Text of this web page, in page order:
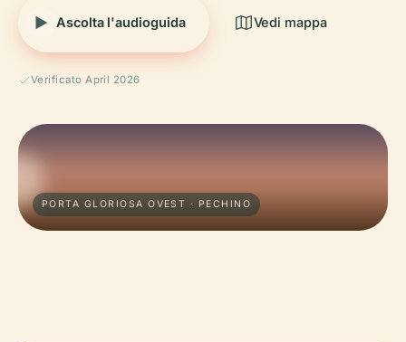
Ascolta l'audioguida Vedi mappa
Verificato April 2026
PORTA GLORIOSA OVEST · PECHINO